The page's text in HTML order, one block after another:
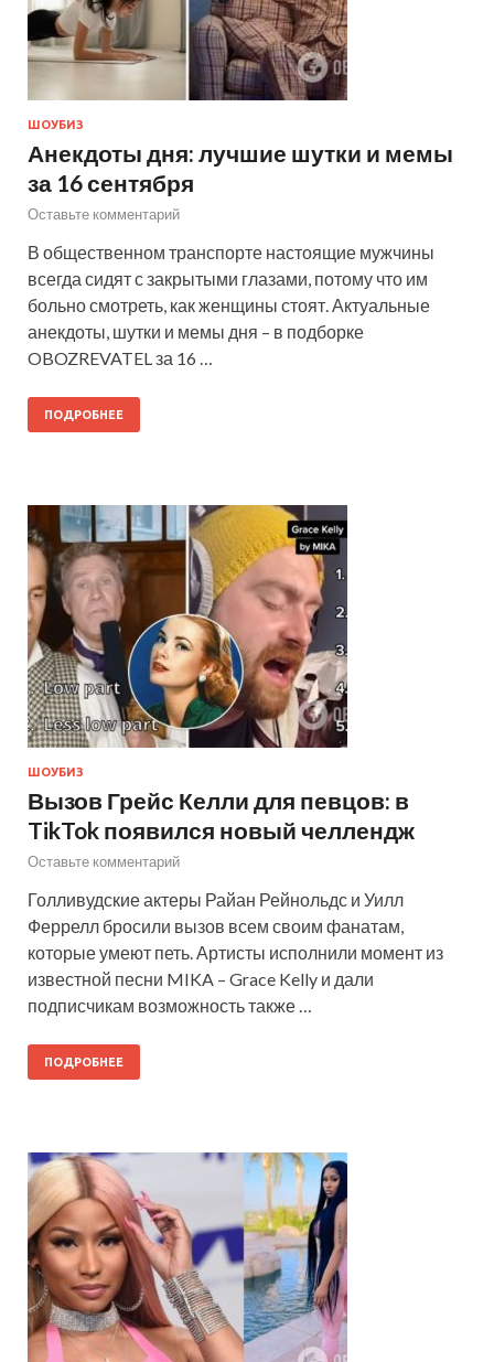
ШОУБИЗ
Анекдоты дня: лучшие шутки и мемы
за 16 сентября
Оставьте комментарий
В общественном транспорте настоящие мужчины
всегда сидят с закрытыми глазами, потому что им
больно смотреть, как женщины стоят. Актуальные
анекдоты, шутки и мемы дня – в подборке
OBOZREVATEL за 16 …
ПОДРОБНЕЕ
ШОУБИЗ
Вызов Грейс Келли для певцов: в
TikTok появился новый челлендж
Оставьте комментарий
Голливудские актеры Райан Рейнольдс и Уилл
Феррелл бросили вызов всем своим фанатам,
которые умеют петь. Артисты исполнили момент из
известной песни MIKA – Grace Kelly и дали
подписчикам возможность также …
ПОДРОБНЕЕ